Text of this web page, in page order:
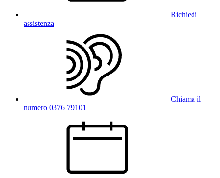
Richiedi
assistenza
Chiama il
numero 0376 79101